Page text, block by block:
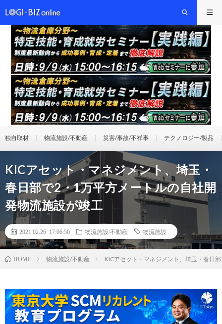
独自取材 物流施設/不動産 災害/事故/不祥事 テクノロジー/製品
KICアセット・マネジメント、埼玉・
春日部で2・1万平方メートルの自社開
発物流施設が竣工
2021.02.26 17:06:50 物流施設/不動産 物流施設
HOME 物流施設/不動産 KICアセット・マネジメント、埼玉・春日